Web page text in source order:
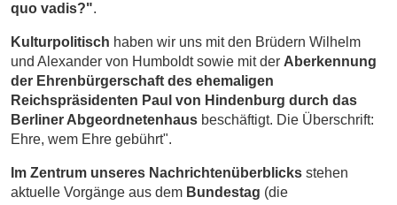
quo vadis?".
Kulturpolitisch haben wir uns mit den Brüdern Wilhelm
und Alexander von Humboldt sowie mit der Aberkennung
der Ehrenbürgerschaft des ehemaligen
Reichspräsidenten Paul von Hindenburg durch das
Berliner Abgeordnetenhaus beschäftigt. Die Überschrift:
Ehre, wem Ehre gebührt".
Im Zentrum unseres Nachrichtenüberblicks stehen
aktuelle Vorgänge aus dem Bundestag (die